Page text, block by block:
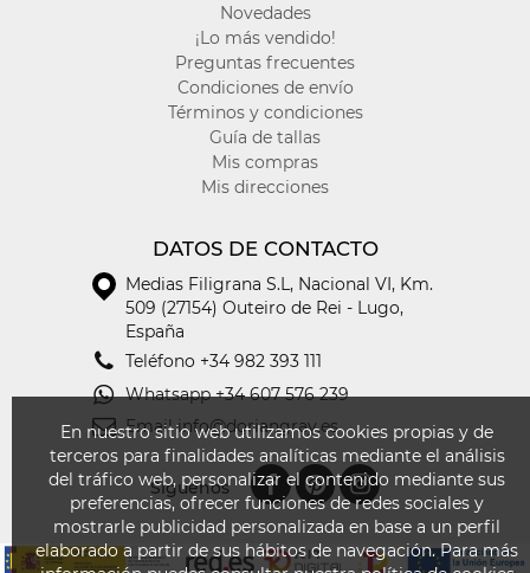
En nuestro sitio web utilizamos cookies propias y de
terceros para finalidades analíticas mediante el análisis
del tráfico web, personalizar el contenido mediante sus
preferencias, ofrecer funciones de redes sociales y
mostrarle publicidad personalizada en base a un perfil
elaborado a partir de sus hábitos de navegación. Para más
Novedades
¡Lo más vendido!
Preguntas frecuentes
Condiciones de envío
Términos y condiciones
Guía de tallas
Mis compras
Mis direcciones
DATOS DE CONTACTO
Medias Filigrana S.L, Nacional VI, Km.
509 (27154) Outeiro de Rei - Lugo,
España
Teléfono +34 982 393 111
Whatsapp +34 607 576 239
Email info@doriangray.es
Síguenos